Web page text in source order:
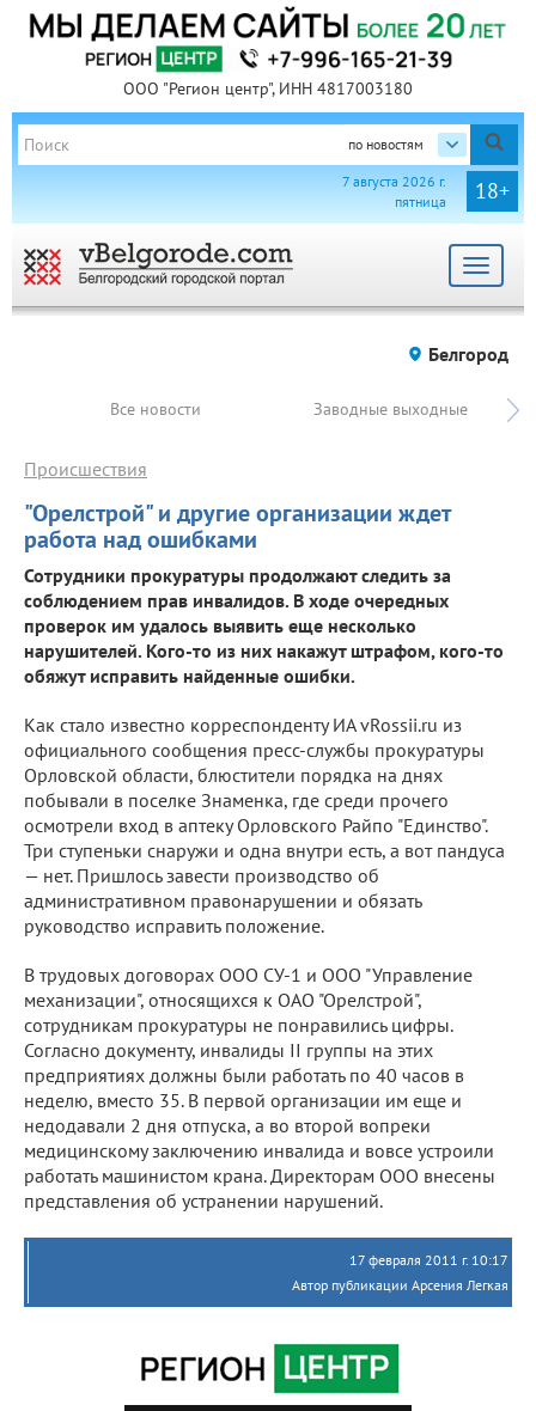
ООО "Регион центр", ИНН 4817003180
по новостям
18+
7 августа 2026 г.
пятница
Toggle
Белгород
Все новости Заводные выходные
"Орелстрой" и другие организации ждет
работа над ошибками
Происшествия
Сотрудники прокуратуры продолжают следить за
соблюдением прав инвалидов. В ходе очередных
проверок им удалось выявить еще несколько
нарушителей. Кого-то из них накажут штрафом, кого-то
обяжут исправить найденные ошибки.
Как стало известно корреспонденту ИА vRossii.ru из
официального сообщения пресс-службы прокуратуры
Орловской области, блюстители порядка на днях
побывали в поселке Знаменка, где среди прочего
осмотрели вход в аптеку Орловского Райпо "Единство".
Три ступеньки снаружи и одна внутри есть, а вот пандуса
— нет. Пришлось завести производство об
административном правонарушении и обязать
руководство исправить положение.
В трудовых договорах ООО СУ-1 и ООО "Управление
механизации", относящихся к ОАО "Орелстрой",
сотрудникам прокуратуры не понравились цифры.
Согласно документу, инвалиды II группы на этих
предприятиях должны были работать по 40 часов в
неделю, вместо 35. В первой организации им еще и
недодавали 2 дня отпуска, а во второй вопреки
медицинскому заключению инвалида и вовсе устроили
работать машинистом крана. Директорам ООО внесены
представления об устранении нарушений.
17 февраля 2011 г. 10:17
Автор публикации Арсения Легкая